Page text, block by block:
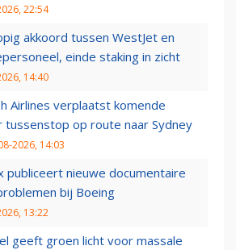
22:54
akkoord tussen WestJet en
einde staking in zicht
14:40
Airlines verplaatst komende
tussenstop op route naar Sydney
2026, 14:03
publiceert nieuwe documentaire
bij Boeing
13:22
geeft groen licht voor massale